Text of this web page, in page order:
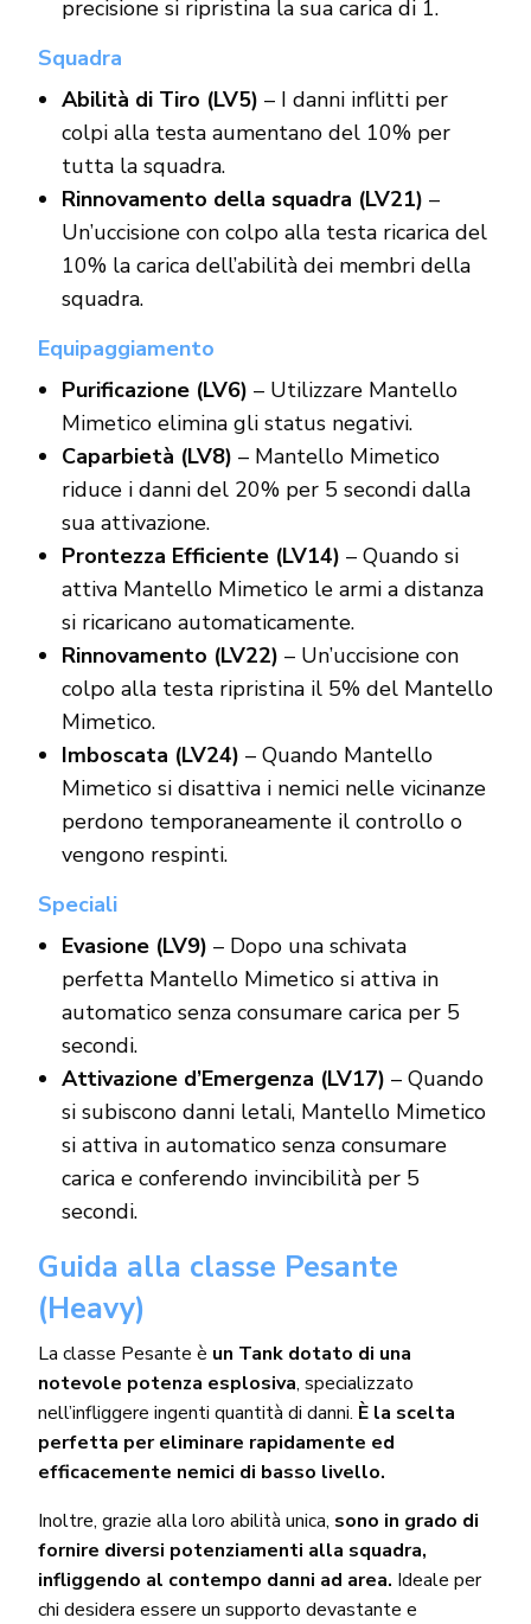
precisione si ripristina la sua carica di 1.
Squadra
Abilità di Tiro (LV5) – I danni inflitti per
colpi alla testa aumentano del 10% per
tutta la squadra.
Rinnovamento della squadra (LV21) –
Un’uccisione con colpo alla testa ricarica del
10% la carica dell’abilità dei membri della
squadra.
Equipaggiamento
Purificazione (LV6) – Utilizzare Mantello
Mimetico elimina gli status negativi.
Caparbietà (LV8) – Mantello Mimetico
riduce i danni del 20% per 5 secondi dalla
sua attivazione.
Prontezza Efficiente (LV14) – Quando si
attiva Mantello Mimetico le armi a distanza
si ricaricano automaticamente.
Rinnovamento (LV22) – Un’uccisione con
colpo alla testa ripristina il 5% del Mantello
Mimetico.
Imboscata (LV24) – Quando Mantello
Mimetico si disattiva i nemici nelle vicinanze
perdono temporaneamente il controllo o
vengono respinti.
Speciali
Evasione (LV9) – Dopo una schivata
perfetta Mantello Mimetico si attiva in
automatico senza consumare carica per 5
secondi.
Attivazione d’Emergenza (LV17) – Quando
si subiscono danni letali, Mantello Mimetico
si attiva in automatico senza consumare
carica e conferendo invincibilità per 5
secondi.
Guida alla classe Pesante
(Heavy)
La classe Pesante è un Tank dotato di una
notevole potenza esplosiva, specializzato
nell’infliggere ingenti quantità di danni. È la scelta
perfetta per eliminare rapidamente ed
efficacemente nemici di basso livello.
Inoltre, grazie alla loro abilità unica, sono in grado di
fornire diversi potenziamenti alla squadra,
infliggendo al contempo danni ad area. Ideale per
chi desidera essere un supporto devastante e